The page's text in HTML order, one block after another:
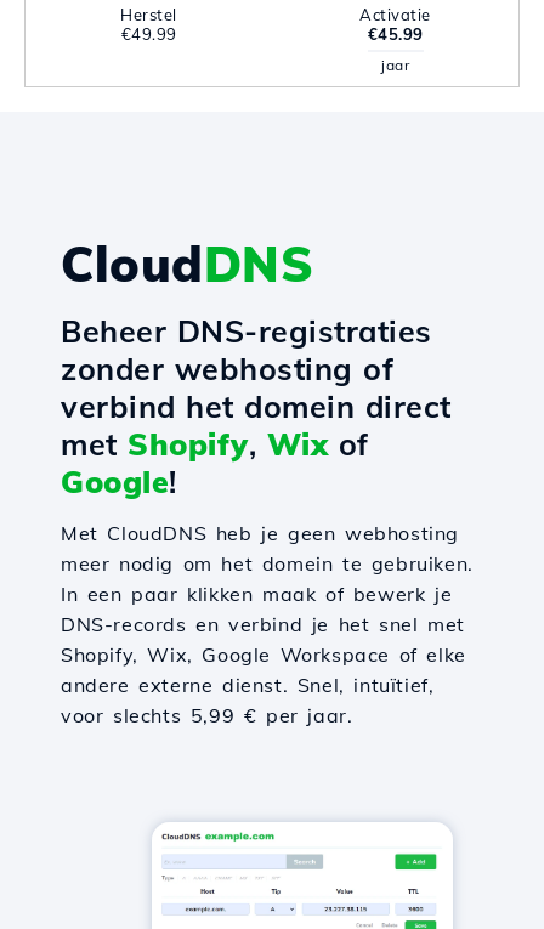
Herstel
€49.99
Activatie
€45.99
jaar
CloudDNS
Beheer DNS-registraties
zonder webhosting of
verbind het domein direct
met Shopify, Wixof
Google!
Met CloudDNS heb je geen webhosting
meer nodig om het domein te gebruiken.
In een paar klikken maak of bewerk je
DNS-records en verbind je het snel met
Shopify, Wix, Google Workspace of elke
andere externe dienst. Snel, intuïtief,
voor slechts 5,99 € per jaar.